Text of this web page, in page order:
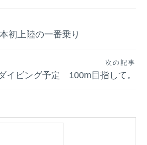
初上陸の一番乗り
次の記事
イビング予定 100m目指して。